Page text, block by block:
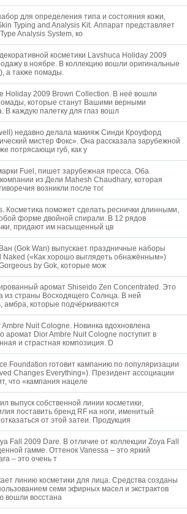
для определения типа и состояния кожи,
Typing and Analysis Kit. Аппарат представляет
Analysis System, ко
косметики Lavshuca Holiday 2009
в ноябре. В коллекцию вошли оригинальные
а также помады.
Holiday 2009 Brown Collection. В неё вошли
которые станут Вашими верными
В каждую палетку для глаз вошл
недавно делала макияж Синди Кроуфорд
мистер Фокс». Она рассказала зарубежной
потрясающи губ, как у
Fuel, пишет зарубежная пресса. Оба
из Дели Mahesh Chaudhary, которая
возникли после тог
Косметика поможет сделать реснички длинными,
форме двойной спирали. В 12 рядов
придают им насыщенный цв
(Gok Wan) выпускает праздничные наборы
(«Как хорошо выглядеть обнажённым»)
by Gok, которые мож
аромат Shiseido Zen Concentrated. Это
из страны Восходящего Солнца. В ней
амбра, которые подчёркиваются
Nuit Cologne. Новинка вдохновлена
Dior Ambre Nuit Cologne поступит в
и страстная композиция. D
Foundation готовит кампанию по популяризации
Changes Everything»). Президент ассоциации
что «кампания нацеле
выпуск собственной линии косметики,
поставить бренд RF на ноги, именитый
от этой затеи. Продукция
Fall 2009 Dare. В отличие от коллекции Zoya Fall
гамме. Оттенок Vanessa – это яркий
– это очень т
линию косметики для лица. Средства созданы
семи эфирных масел и экстрактов
вошли восстана